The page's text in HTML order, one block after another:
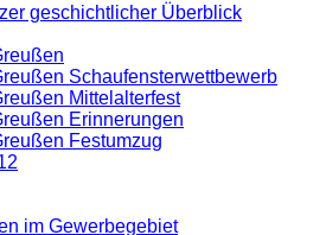
geschichtlicher Überblick
Schaufensterwettbewerb
Mittelalterfest
Erinnerungen
Festumzug
im Gewerbegebiet